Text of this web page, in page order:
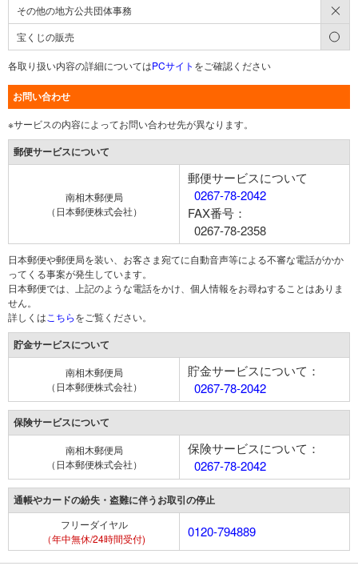
その他の地方公共団体事務
宝くじの販売
各取り扱い内容の詳細についてはPCサイト をご確認ください
お問い合わせ
※サービスの内容によってお問い合わせ先が異なります。
郵便サービスについて
南相木郵便局
（日本郵便株式会社）
郵便サービスについて
0267-78-2042
FAX番号：
0267-78-2358
日本郵便や郵便局を装い、お客さま宛てに自動音声等による不審な電話がかか
ってくる事案が発生しています。
日本郵便では、上記のような電話をかけ、個人情報をお尋ねすることはありま
せん。
詳しくは こちらをご覧ください。
貯金サービスについて
南相木郵便局
（日本郵便株式会社）
貯金サービスについて：
0267-78-2042
保険サービスについて
南相木郵便局
（日本郵便株式会社）
保険サービスについて：
0267-78-2042
通帳やカードの紛失・盗難に伴うお取引の停止
フリーダイヤル
（年中無休/24時間受付)
0120-794889